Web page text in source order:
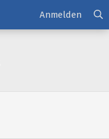
Anmelden